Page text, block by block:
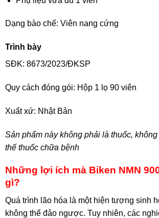
Dạng bào chế: Viên nang cứng
Trình bày
SĐK: 8673/2023/ĐKSP
Quy cách đóng gói: Hộp 1 lọ 90 viên
Xuất xứ: Nhật Bản
Sản phẩm này không phải là thuốc,
thế thuốc chữa bệnh
Những lợi ích mà Biken NMN
gì?
Quá trình lão hóa là một hiện tượng sinh
không thể đảo ngược. Tuy nhiên, các